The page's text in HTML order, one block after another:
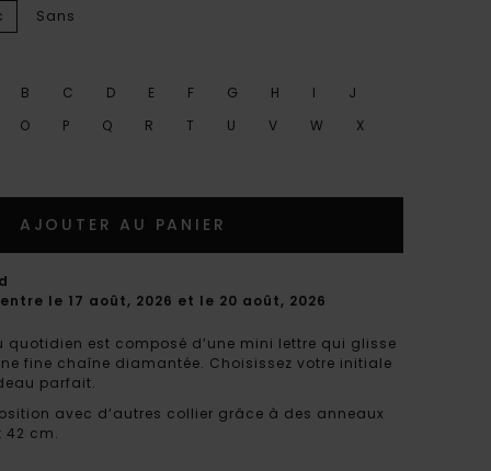
Sans
B C D E F G H I
J
O
P Q R T U V W X
AJOUTER AU PANIER
le 17 août, 2026 et le 20 août, 2026
quotidien est composé d’une mini lettre qui glisse
fine chaîne diamantée. Choisissez votre initiale
parfait.
avec d’autres collier grâce à des anneaux
42 cm.